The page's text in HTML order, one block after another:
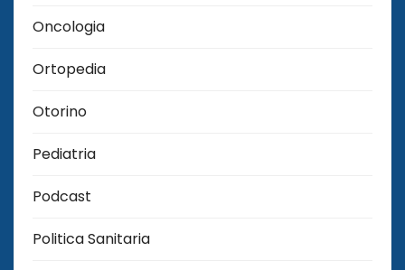
Oncologia
Ortopedia
Otorino
Pediatria
Podcast
Politica Sanitaria